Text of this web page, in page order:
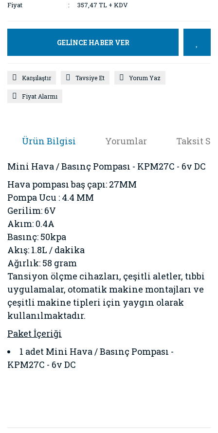
Fiyat
357,47 TL + KDV
GELİNCE HABER VER
Karşılaştır Tavsiye Et Yorum Yaz
Fiyat Alarmı
Ürün Bilgisi Yorumlar Taksit
Mini Hava / Basınç Pompası - KPM27C - 6v DC
Hava pompası baş çapı: 27MM
Pompa Ucu : 4.4 MM
Gerilim: 6V
Akım: 0.4A
Basınç: 50kpa
Akış: 1.8L / dakika
Ağırlık: 58 gram
Tansiyon ölçme cihazları, çeşitli aletler, tıbbi
uygulamalar, otomatik makine montajları ve
çeşitli makine tipleri için yaygın olarak
kullanılmaktadır.
Paket İçeriği
1 adet Mini Hava / Basınç Pompası -
KPM27C - 6v DC